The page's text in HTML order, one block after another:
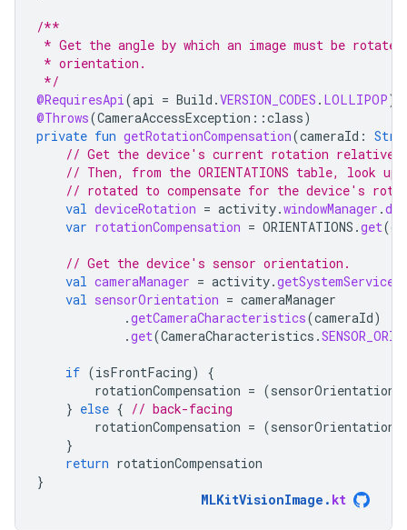
/**
* Get the angle by which an image must be
* orientation.
*/
@RequiresApi(api = Build .VERSION_CODES . LOLLIPOP)
@Throws(CameraAccessException ::class)
private fun getRotationCompensation(cameraId :
// Get the device's current rotation
// Then, from the ORIENTATIONS table, look
// rotated to compensate for the device's
val deviceRotation = activity.windowManager .
var rotationCompensation = ORIENTATIONS .get(
// Get the device's sensor orientation.
val cameraManager = activity.getSystemService
val sensorOrientation = cameraManager
.getCameraCharacteristics(cameraId)
.get(CameraCharacteristics .
if (isFrontFacing)
{
rotationCompensation = (sensorOrientation
} else { // back-facing
rotationCompensation = (sensorOrientation
}
return rotationCompensation
}
MLKitVisionImage . kt